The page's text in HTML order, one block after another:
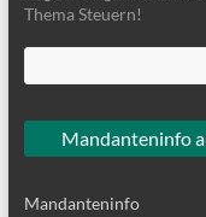
Thema Steuern!
Mandanteninfo